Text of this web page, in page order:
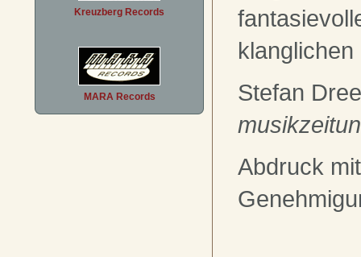
Kreuzberg Records
MARA Records
Stefan
Abdruck